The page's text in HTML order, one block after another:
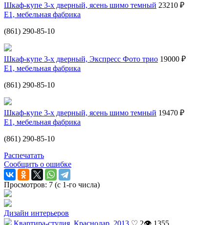
Шкаф-купе 3-х дверный, ясень шимо темный 23210 ₽
Е1, мебельная фабрика
(861) 290-85-10
Шкаф-купе 3-х дверный, Экспресс Фото трио 19000 ₽
Е1, мебельная фабрика
(861) 290-85-10
Шкаф-купе 3-х дверный, ясень шимо темный 19470 ₽
Е1, мебельная фабрика
(861) 290-85-10
Распечатать
Сообщить о ошибке
Просмотров: 7 (с 1-го числа)
Дизайн интерьеров
Квартира-студия, Краснодар, 2013 ♡ 2👁 1355